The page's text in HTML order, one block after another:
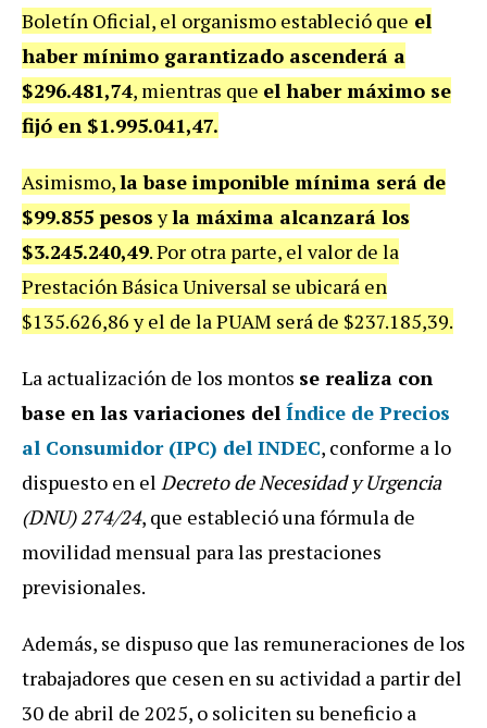
Boletín Oficial, el organismo estableció que el
haber mínimo garantizado ascenderá a
$296.481,74, mientras que el haber máximo se
fijó en $1.995.041,47.
Asimismo,la base imponible mínima será de
$99.855 pesosyla máxima alcanzará los
$3.245.240,49. Por otra parte, el valor de la
Prestación Básica Universal se ubicará en
$135.626,86 y el de la PUAM será de $237.185,39.
La actualización de los montos se realiza con
base en las variaciones del Índice de Precios
al Consumidor (IPC) del INDEC, conforme a lo
dispuesto en el Decreto de Necesidad y Urgencia
(DNU) 274/24, que estableció una fórmula de
movilidad mensual para las prestaciones
previsionales.
Además, se dispuso que las remuneraciones de los
trabajadores que cesen en su actividad a partir del
30 de abril de 2025, o soliciten su beneficio a